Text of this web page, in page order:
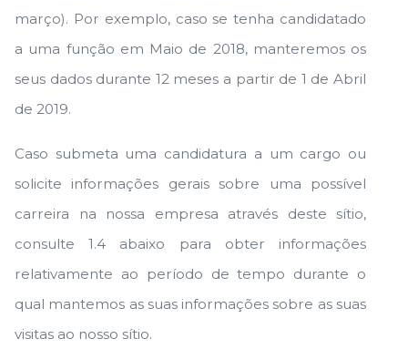
março). Por exemplo, caso se tenha candidatado
a uma função em Maio de 2018, manteremos os
seus dados durante 12 meses a partir de 1 de Abril
de 2019.
Caso submeta uma candidatura a um cargo ou
solicite informações gerais sobre uma possível
carreira na nossa empresa através deste sítio,
consulte 1.4 abaixo para obter informações
relativamente ao período de tempo durante o
qual mantemos as suas informações sobre as suas
visitas ao nosso sítio.